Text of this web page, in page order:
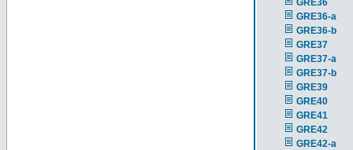
GRE36
GRE36-a
GRE36-b
GRE37
GRE37-a
GRE37-b
GRE39
GRE40
GRE41
GRE42
GRE42-a